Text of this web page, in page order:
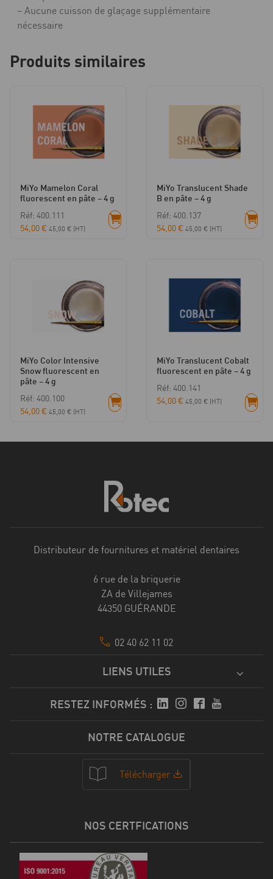
– Aucune cuisson de glaçage supplémentaire
nécessaire
Produits similaires
MiYo Mamelon Coral
fluorescent en pâte – 4 g
Réf: 400.111
54,00€ 45,00 € (HT)
MiYo Translucent Shade
B en pâte – 4 g
Réf: 400.137
54,00€ 45,00 € (HT)
MiYo Color Intensive
Snow fluorescent en
pâte – 4 g
Réf: 400.100
54,00€ 45,00 € (HT)
MiYo Translucent Cobalt
fluorescent en pâte – 4 g
Réf: 400.141
54,00€ 45,00 € (HT)
Distributeur de fournitures et matériel dentaires
6 rue de la briquerie
ZA de Villejames
44350 GUÉRANDE
02 40 62 11 02
LIENS UTILES
RESTEZ INFORMÉS :
NOTRE CATALOGUE
Télécharger
NOS CERTFICATIONS